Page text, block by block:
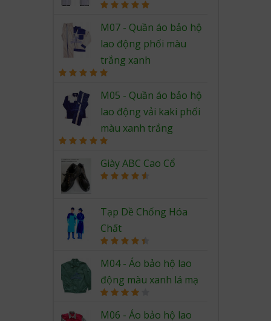
out of 5
M07 - Quần áo bảo hộ
lao động phối màu
trắng xanh
out of 5
M05 - Quần áo bảo hộ
lao động vải kaki phối
màu xanh trắng
out of 5 Giày ABC Cao Cổ
Tạp Dề Chống Hóa
Chất
out of 5
M04 - Áo bảo hộ lao
động màu xanh lá mạ
4.00out
M06 - Áo bảo hộ lao